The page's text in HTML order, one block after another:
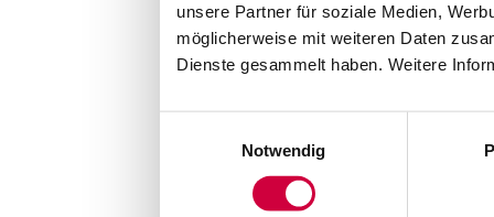
unsere Partner für soziale Medien,
möglicherweise mit weiteren Daten
Dienste gesammelt haben. Weitere
Notwendig